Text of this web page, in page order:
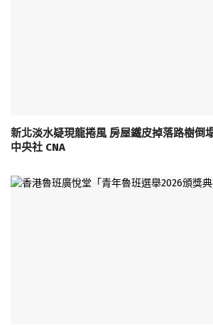
新北淡水疑現龍捲風 房屋鐵皮掉落路樹倒
中央社 CNA